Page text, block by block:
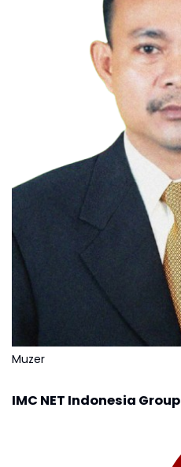
Muzer
IMC NET Indonesia Group